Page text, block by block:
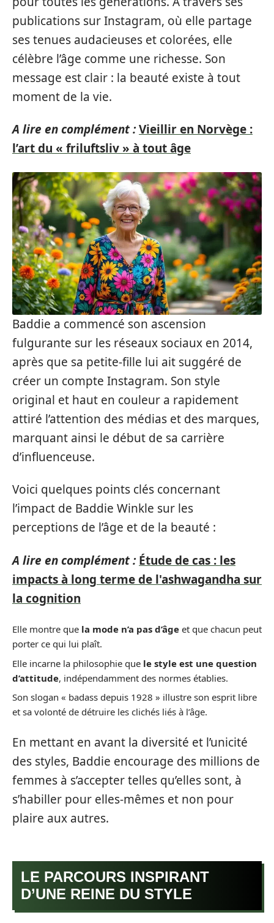
publications sur Instagram, où elle partage
ses tenues audacieuses et colorées, elle
célèbre l’âge comme une richesse. Son
message est clair : la beauté existe à tout
moment de la vie.
A lire en complément :Vieillir en Norvège :
l’art du « friluftsliv » à tout âge
Baddie a commencé son ascension
fulgurante sur les réseaux sociaux en 2014,
après que sa petite-fille lui ait suggéré de
créer un compte Instagram. Son style
original et haut en couleur a rapidement
attiré l’attention des médias et des marques,
marquant ainsi le début de sa carrière
d’influenceuse.
Voici quelques points clés concernant
l’impact de Baddie Winkle sur les
perceptions de l’âge et de la beauté :
A lire en complément : Étude de cas : les
impacts à long terme de l'ashwagandha sur
la cognition
Elle montre que la mode n’a pas d’âge et que chacun peut
porter ce qui lui plaît.
Elle incarne la philosophie que le style est une question
d’attitude, indépendamment des normes établies.
Son slogan « badass depuis 1928 » illustre son esprit libre
et sa volonté de détruire les clichés liés à l’âge.
En mettant en avant la diversité et l’unicité
des styles, Baddie encourage des millions de
femmes à s’accepter telles qu’elles sont, à
s’habiller pour elles-mêmes et non pour
plaire aux autres.
LE PARCOURS INSPIRANT
D’UNE REINE DU STYLE